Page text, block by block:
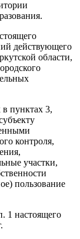
действующего
области,
пунктах 3,
контроля,
участки,
пользование
1 настоящего